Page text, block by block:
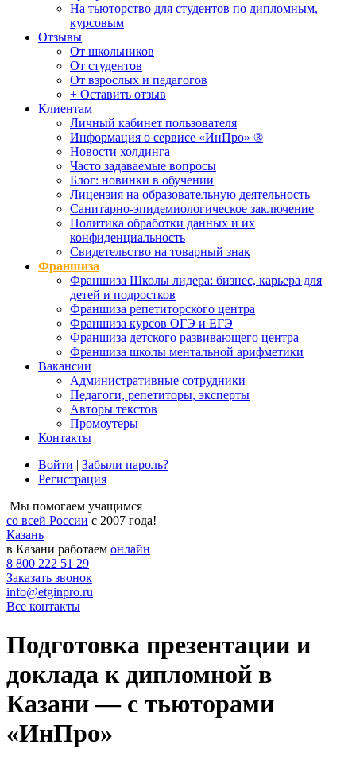
На тьюторство для студентов по дипломным,
курсовым
Отзывы
От школьников
От студентов
От взрослых и педагогов
+ Оставить отзыв
Клиентам
Личный кабинет пользователя
Информация о сервисе «ИнПро» ®
Новости холдинга
Часто задаваемые вопросы
Блог: новинки в обучении
Лицензия на образовательную деятельность
Санитарно-эпидемиологическое заключение
Политика обработки данных и их
конфиденциальность
Свидетельство на товарный знак
Франшиза
Франшиза Школы лидера: бизнес, карьера для
детей и подростков
Франшиза репетиторского центра
Франшиза курсов ОГЭ и ЕГЭ
Франшиза детского развивающего центра
Франшиза школы ментальной арифметики
Вакансии
Административные сотрудники
Педагоги, репетиторы, эксперты
Авторы текстов
Промоутеры
Контакты
Войти | Забыли пароль?
Регистрация
Мы помогаем учащимся
со всей России с 2007 года!
Казань
в Казани работаем онлайн
8 800 222 51 29
Заказать звонок
info@etginpro.ru
Все контакты
Подготовка презентации и
доклада к дипломной в
Казани — с тьюторами
«ИнПро»